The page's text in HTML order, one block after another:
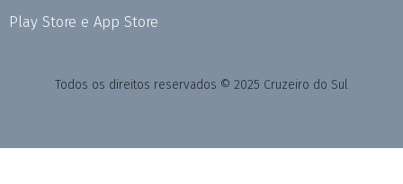
Play Store e App Store
Todos os direitos reservados © 2025 Cruzeiro do Sul